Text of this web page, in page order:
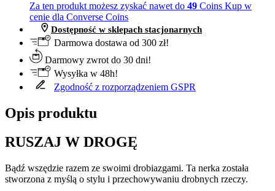
Za ten produkt możesz zyskać nawet do 49 Coins Kup w
cenie dla Converse Coins
Dostępność w sklepach stacjonarnych
Darmowa dostawa od 300 zł!
Darmowy zwrot do 30 dni!
Wysyłka w 48h!
Zgodność z rozporządzeniem GSPR
Opis produktu
RUSZAJ W DROGĘ
Bądź wszędzie razem ze swoimi drobiazgami. Ta nerka została
stworzona z myślą o stylu i przechowywaniu drobnych rzeczy.